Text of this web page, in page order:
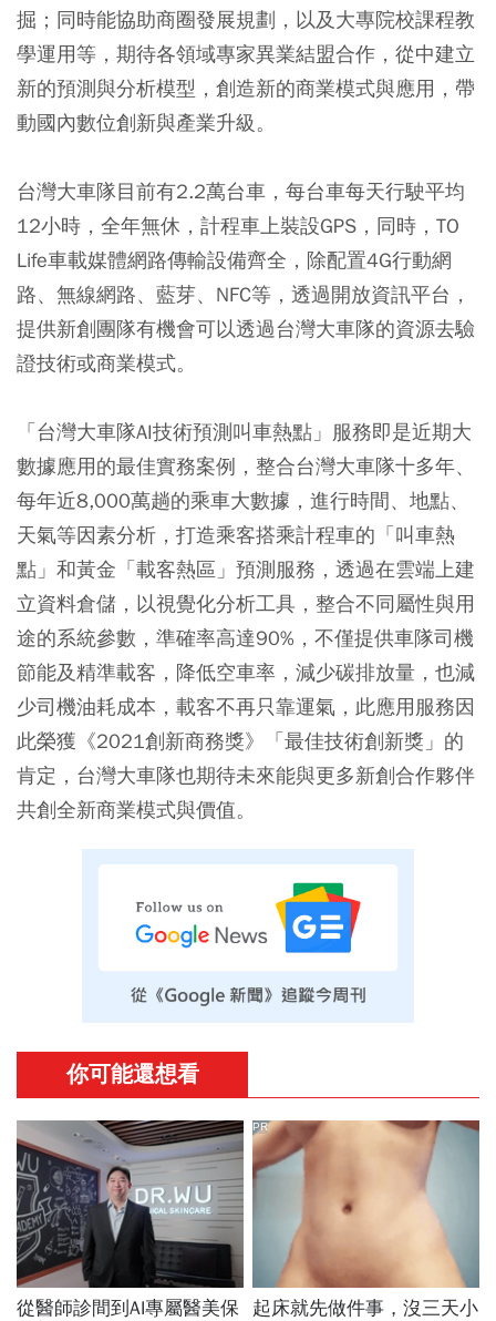
掘；同時能協助商圈發展規劃，以及大專院校課程教
學運用等，期待各領域專家異業結盟合作，從中建立
新的預測與分析模型，創造新的商業模式與應用，帶
動國內數位創新與產業升級。
台灣大車隊目前有2.2萬台車，每台車每天行駛平均
12小時，全年無休，計程車上裝設GPS，同時，TO
Life車載媒體網路傳輸設備齊全，除配置4G行動網
路、無線網路、藍芽、NFC等，透過開放資訊平台，
提供新創團隊有機會可以透過台灣大車隊的資源去驗
證技術或商業模式。
「台灣大車隊AI技術預測叫車熱點」服務即是近期大
數據應用的最佳實務案例，整合台灣大車隊十多年、
每年近8,000萬趟的乘車大數據，進行時間、地點、
天氣等因素分析，打造乘客搭乘計程車的「叫車熱
點」和黃金「載客熱區」預測服務，透過在雲端上建
立資料倉儲，以視覺化分析工具，整合不同屬性與用
途的系統參數，準確率高達90%，不僅提供車隊司機
節能及精準載客，降低空車率，減少碳排放量，也減
少司機油耗成本，載客不再只靠運氣，此應用服務因
此榮獲《2021創新商務獎》「最佳技術創新獎」的
肯定，台灣大車隊也期待未來能與更多新創合作夥伴
共創全新商業模式與價值。